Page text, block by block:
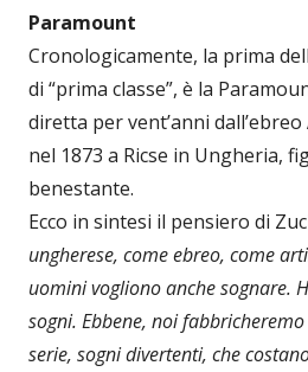
Paramount
Cronologicamente, la prima
di “prima classe”, è la
diretta per vent’anni dall’ebreo
nel 1873 a Ricse in Ungheria,
benestante.
Ecco in sintesi il pensiero di
ungherese, come ebreo, come
uomini vogliono anche sognare.
sogni. Ebbene, noi
serie, sogni divertenti, che